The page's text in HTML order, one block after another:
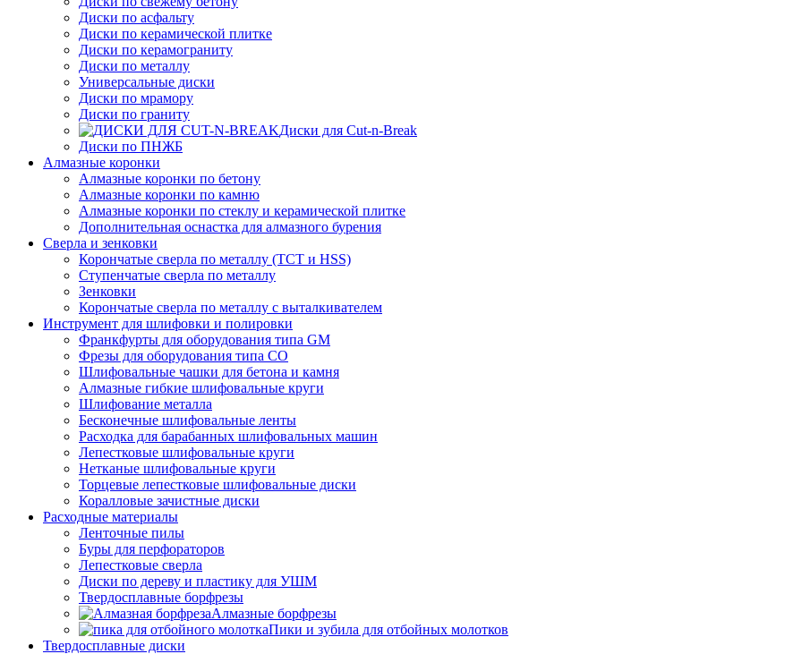
Диски по асфальту
Диски по керамической плитке
Диски по керамограниту
Диски по металлу
Универсальные диски
Диски по мрамору
Диски по граниту
Диски для Cut-n-Break
Диски по ПНЖБ
Алмазные коронки
Алмазные коронки по бетону
Алмазные коронки по камню
Алмазные коронки по стеклу и керамической плитке
Дополнительная оснастка для алмазного бурения
Сверла и зенковки
Корончатые сверла по металлу (TCT и HSS)
Ступенчатые сверла по металлу
Зенковки
Корончатые сверла по металлу c выталкивателем
Инструмент для шлифовки и полировки
Франкфурты для оборудования типа GM
Фрезы для оборудования типа СО
Шлифовальные чашки для бетона и камня
Алмазные гибкие шлифовальные круги
Шлифование металла
Бесконечные шлифовальные ленты
Расходка для барабанных шлифовальных машин
Лепестковые шлифовальные круги
Нетканые шлифовальные круги
Торцевые лепестковые шлифовальные диски
Коралловые зачистные диски
Расходные материалы
Ленточные пилы
Буры для перфораторов
Лепестковые сверла
Диски по дереву и пластику для УШМ
Твердосплавные борфрезы
Алмазные борфрезы
Пики и зубила для отбойных молотков
Твердосплавные диски